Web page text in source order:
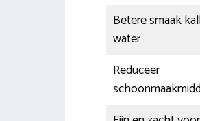
Betere smaak
water
Reduceer